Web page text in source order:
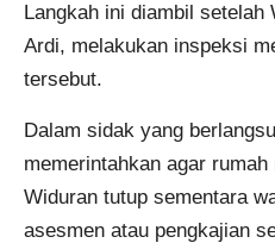
Langkah ini diambil setelah
Ardi, melakukan inspeksi
tersebut.
Dalam sidak yang
memerintahkan agar
Widuran tutup sementara
asesmen atau pengkajian